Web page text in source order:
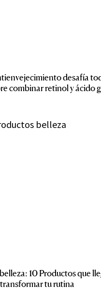
desafía
combinar retinol y ácido
10 Productos que
tu rutina